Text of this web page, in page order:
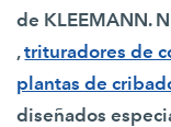
de KLEEMANN.
,trituradores de
plantas de
diseñados